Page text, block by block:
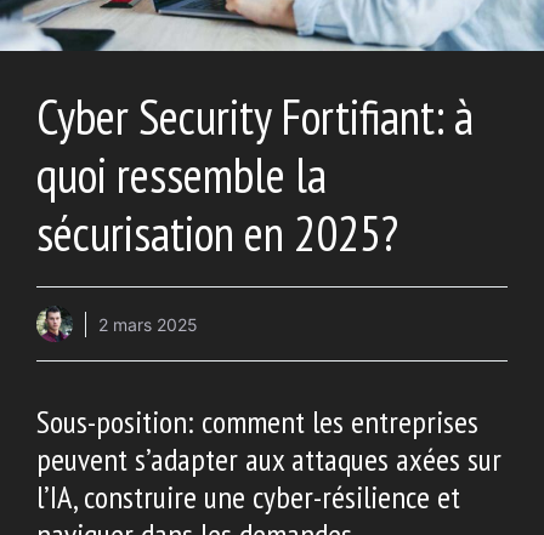
Cyber ​​Security Fortifiant: à
quoi ressemble la
sécurisation en 2025?
2 mars 2025
Sous-position: comment les entreprises
peuvent s’adapter aux attaques axées sur
l’IA, construire une cyber-résilience et